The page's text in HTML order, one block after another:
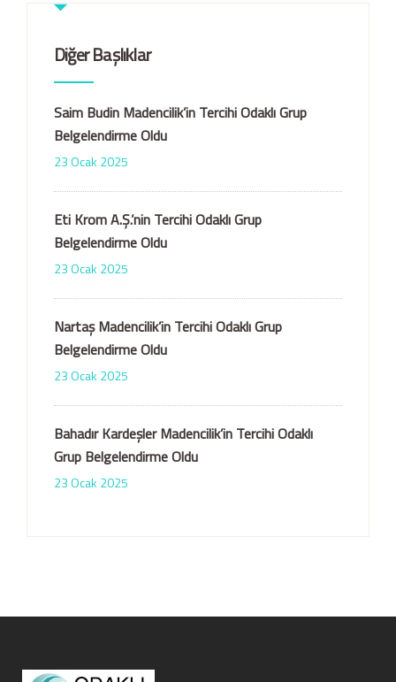
Diğer Başlıklar
Saim Budin Madencilik’in Tercihi Odaklı Grup
Belgelendirme Oldu
23 Ocak 2025
Eti Krom A.Ş.’nin Tercihi Odaklı Grup
Belgelendirme Oldu
23 Ocak 2025
Nartaş Madencilik’in Tercihi Odaklı Grup
Belgelendirme Oldu
23 Ocak 2025
Bahadır Kardeşler Madencilik’in Tercihi Odaklı
Grup Belgelendirme Oldu
23 Ocak 2025